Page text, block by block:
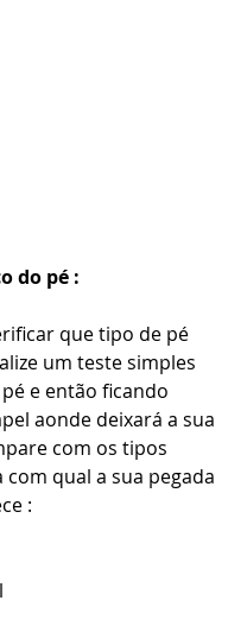
do pé :
que tipo de pé
um teste simples
e então ficando
aonde deixará a sua
com os tipos
com qual a sua pegada
: